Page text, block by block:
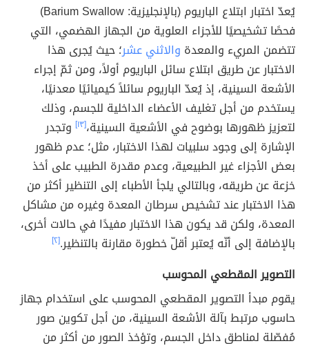
يُعدّ اختبار ابتلاع الباريوم (بالإنجليزية: Barium Swallow)
فحصًا تشخيصيًا للأجزاء العلوية من الجهاز الهضمي، التي
تتضمن المريء والمعدة والاثني عشر؛ حيث يُجرى هذا
الاختبار عن طريق ابتلاع سائل الباريوم أولاً، ومن ثمّ إجراء
الأشعة السينية، إذ يُعدّ الباريوم سائلاً كيميائيًا معدنيًا،
يستخدم من أجل تغليف الأعضاء الداخلية للجسم، وذلك
لتعزيز ظهورها بوضوح في الأشعية السينية،[١٣]
وتجدر
الإشارة إلى وجود سلبيات لهذا الاختبار، مثل؛ عدم ظهور
بعض الأجزاء غير الطبيعية، وعدم مقدرة الطبيب على أخذ
خزعة عن طريقه، وبالتالي يلجأ الأطباء إلى التنظير أكثر من
هذا الاختبار عند تشخيص سرطان المعدة وغيره من مشاكل
المعدة، ولكن قد يكون هذا الاختبار مفيدًا في حالات أخرى،
بالإضافة إلى أنّه يُعتبر أقلّ خطورة مقارنة بالتنظير.[٢]
التصوير المقطعي المحوسب
يقوم مبدأ التصوير المقطعي المحوسب على استخدام جهاز
حاسوب مرتبط بآلة الأشعة السينية، من أجل تكوين صور
مُفصّلة لمناطق داخل الجسم، وتؤخذ الصور من أكثر من